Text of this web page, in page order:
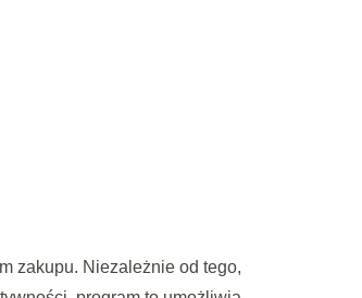
zakupu. Niezależnie od tego,